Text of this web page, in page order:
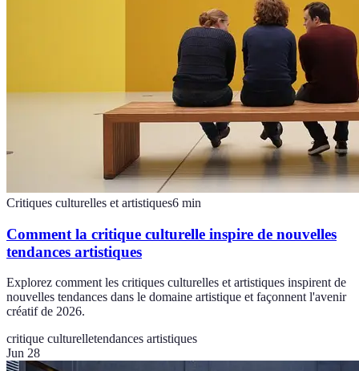
Critiques culturelles et artistiques6 min
Comment la critique culturelle inspire de nouvelles
tendances artistiques
Explorez comment les critiques culturelles et artistiques inspirent de
nouvelles tendances dans le domaine artistique et façonnent l'avenir
créatif de 2026.
critique culturelletendances artistiques
Jun 28